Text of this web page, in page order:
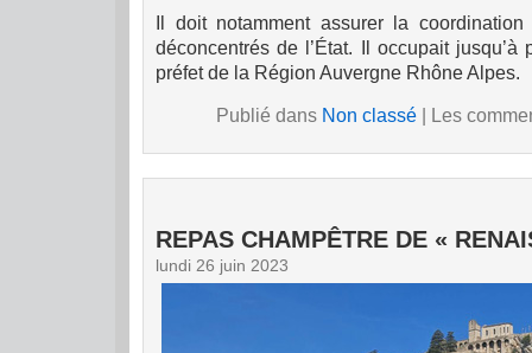
Il doit notamment assurer la
déconcentrés de l’État. Il occupait
préfet de la Région Auvergne Rhône Alpes.
Publié dans Non classé| Les
REPAS CHAMPÊTRE DE «
lundi 26 juin 2023